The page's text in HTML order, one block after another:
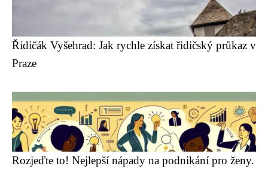
Řidičák Vyšehrad: Jak rychle získat řidičský průkaz v
Praze
Rozjeďte to! Nejlepší nápady na podnikání pro ženy.